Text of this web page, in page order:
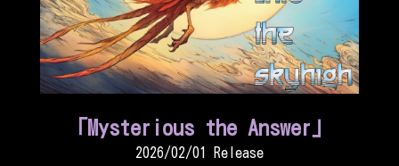
「Mysterious the Answer」
2026/02/01 Release